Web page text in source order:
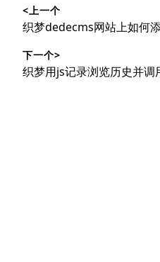
章
导
航
<上一个
上
文
章：
织梦dedecms网站上如何
下一个>
下
织梦用js记录浏览历史并调